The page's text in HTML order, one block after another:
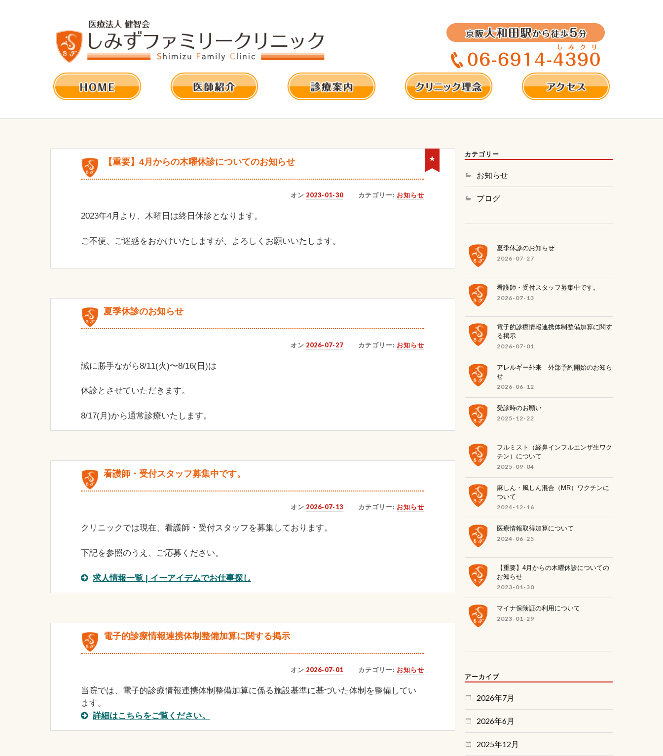
【重要】4月からの木曜休診についてのお知らせ
オン 2023-01-30 カテゴリー: お知らせ
2023年4月より、木曜日は終日休診となります。
ご不便、ご迷惑をおかけいたしますが、よろしくお願いいたします。
夏季休診のお知らせ
オン 2026-07-27 カテゴリー: お知らせ
誠に勝手ながら8/11(火)〜8/16(日)は
休診とさせていただきます。
8/17(月)から通常診療いたします。
看護師・受付スタッフ募集中です。
オン 2026-07-13 カテゴリー: お知らせ
クリニックでは現在、看護師・受付スタッフを募集しております。
下記を参照のうえ、ご応募ください。
求人情報一覧 | イーアイデムでお仕事探し
電子的診療情報連携体制整備加算に関する掲示
オン 2026-07-01 カテゴリー: お知らせ
当院では、電子的診療情報連携体制整備加算に係る施設基準に基づいた体制を整備してい
ます。
詳細はこちらをご覧ください。
カテゴリー
お知らせ
ブログ
夏季休診のお知らせ
2026-07-27
看護師・受付スタッフ募集中です。
2026-07-13
電子的診療情報連携体制整備加算に関す
る掲示
2026-07-01
アレルギー外来 外部予約開始のお知ら
せ
2026-06-12
受診時のお願い
2025-12-22
フルミスト（経鼻インフルエンザ生ワク
チン）について
2025-09-04
麻しん・風しん混合（MR）ワクチンに
ついて
2024-12-16
医療情報取得加算について
2024-06-25
【重要】4月からの木曜休診についての
お知らせ
2023-01-30
マイナ保険証の利用について
2023-01-29
アーカイブ
2026年7月
2026年6月
2025年12月